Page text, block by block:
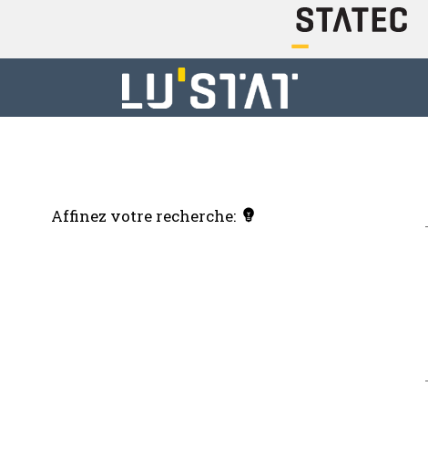
Affinez votre recherche: